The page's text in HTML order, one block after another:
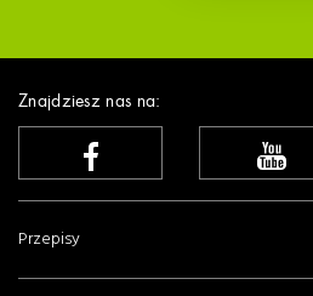
Znajdziesz nas na:
Przepisy